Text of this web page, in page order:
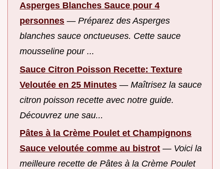
Asperges Blanches Sauce pour 4
personnes — Préparez des Asperges
blanches sauce onctueuses. Cette sauce
mousseline pour ...
Sauce Citron Poisson Recette: Texture
Veloutée en 25 Minutes — Maîtrisez la sauce
citron poisson recette avec notre guide.
Découvrez une sau...
Pâtes à la Crème Poulet et Champignons
Sauce veloutée comme au bistrot — Voici la
meilleure recette de Pâtes à la Crème Poulet